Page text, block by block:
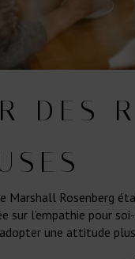
DES
Marshall Rosenberg
sur l’empathie pour
une attitude